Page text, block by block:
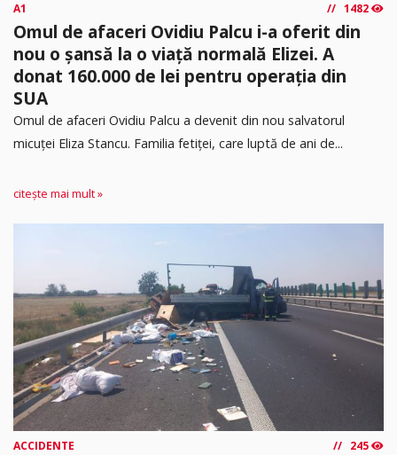
A1 1482
Omul de afaceri Ovidiu Palcu i-a oferit din
nou o șansă la o viață normală Elizei. A
donat 160.000 de lei pentru operația din
SUA
Omul de afaceri Ovidiu Palcu a devenit din nou salvatorul
micuței Eliza Stancu. Familia fetiței, care luptă de ani de...
citește mai mult »
ACCIDENTE 245